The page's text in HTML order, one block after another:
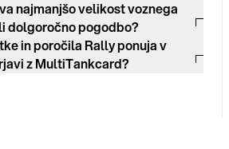
najmanjšo velikost voznega
dolgoročno pogodbo?
in poročila Rally ponuja v
z MultiTankcard?